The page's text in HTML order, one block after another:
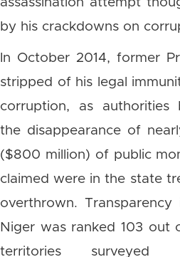
by his crackdowns on
In October 2014, former
stripped of his legal
corruption, as authorities
the disappearance of
($800 million) of public
claimed were in the state
overthrown.
Niger was ranked 103 out
territories surveyed